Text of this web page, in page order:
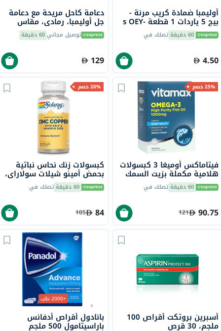
أوليمبا ضمادة كريب مرنة -
بيج 5 ياردات 1 قطعة s OEY-
111-4 60 دقيقة تصلك في
4.50
دعامة كاحل مريحة مع دعامة
جل أوليمبا، رمادي، مقاس
صغير، OFS-911توصيل مجاني60 دقيقة
129
25% خصم
فيتاماكس أوميغا 3 كبسولات
هلامية مكملة بزيت السمك
1000 ملجم حزمة من 60 60 دقيقة تصلك في
90.75
121
20% خصم
كبسولات زنك نحاس نباتية
بحمض أمينو شيلات سولاراي،
100 كبسولة 60 دقيقة تصلك في
84
105
أسبرين بروتكت أقراص 100
ملجم، 30 قرص
+2000 طلب
بانادول أقراص أدفانس
باراسيتامول 500 ملجم